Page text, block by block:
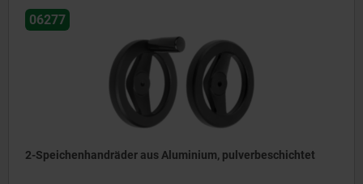
06277
2-Speichenhandräder aus Aluminium, pulverbeschichtet